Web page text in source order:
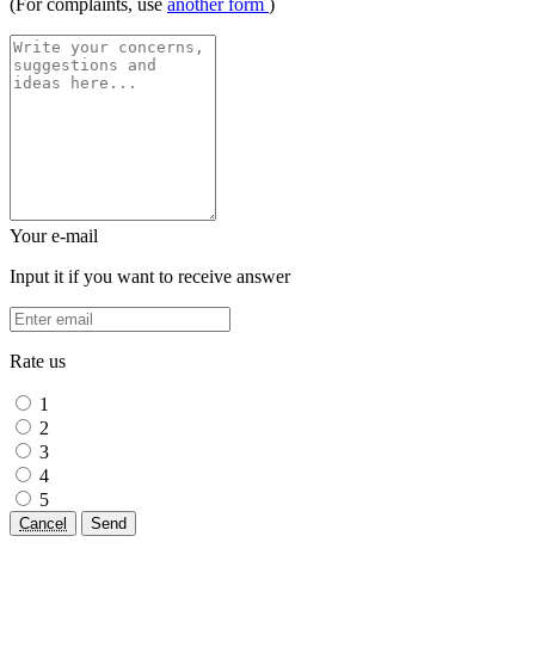
(For complaints, use another form )
Your e-mail
Input it if you want to receive answer
Rate us
1
2
3
4
5
Cancel Send